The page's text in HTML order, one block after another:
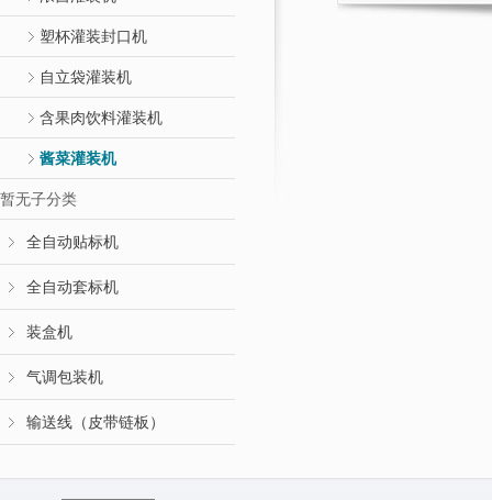
塑杯灌装封口机
自立袋灌装机
含果肉饮料灌装机
酱菜灌装机
暂无子分类
全自动贴标机
全自动套标机
装盒机
气调包装机
输送线（皮带链板）